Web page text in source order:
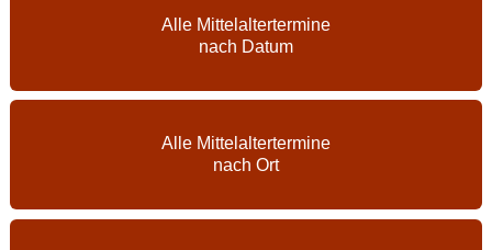
Alle Mittelaltertermine
nach Datum
Alle Mittelaltertermine
nach Ort